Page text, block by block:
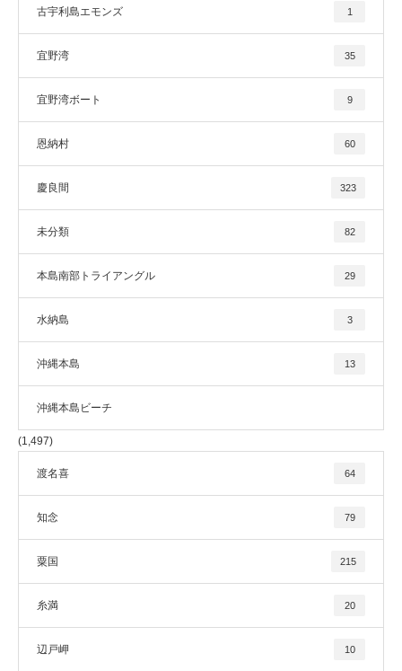
古宇利島エモンズ 1
宜野湾 35
宜野湾ボート 9
恩納村 60
慶良間 323
未分類 82
本島南部トライアングル 29
水納島 3
沖縄本島 13
沖縄本島ビーチ
(1,497)
渡名喜 64
知念 79
粟国 215
糸満 20
辺戸岬 10